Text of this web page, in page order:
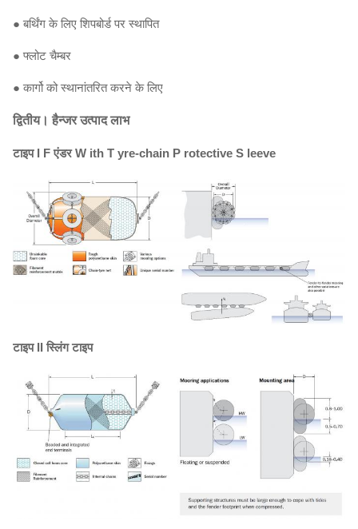
● बर्थिंग के लिए शिपबोर्ड पर स्थापित
● फ्लोट चैम्बर
● कार्गो को स्थानांतरित करने के लिए
द्वितीय। हैन्जर उत्पाद लाभ
टाइप I F एंडर W ith T yre-chain P rotective S leeve
टाइप II स्लिंग टाइप